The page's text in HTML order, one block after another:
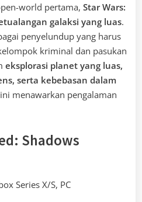
world pertama, Star Wars:
galaksi yang luas.
penyelundup yang harus
kriminal dan pasukan
eksplorasi planet yang luas,
serta kebebasan dalam
menawarkan pengalaman
Shadows
Series X/S, PC